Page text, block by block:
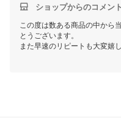
ショップからのコメント
この度は数ある商品の中から
とうございます。
また早速のリピートも大変嬉
ラッピングは心を込めて行っ